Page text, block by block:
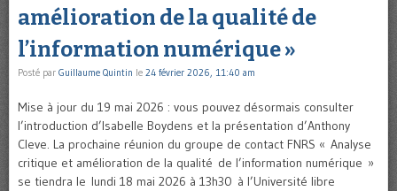
amélioration de la qualité de
l’information numérique »
Posté par Guillaume Quintin le 24 février 2026, 11:40 am
Mise à jour du 19 mai 2026 : vous pouvez désormais consulter
l’introduction d’Isabelle Boydens et la présentation d’Anthony
Cleve. La prochaine réunion du groupe de contact FNRS « Analyse
critique et amélioration de la qualité de l’information numérique »
se tiendra le lundi 18 mai 2026 à 13h30 à l’Université libre